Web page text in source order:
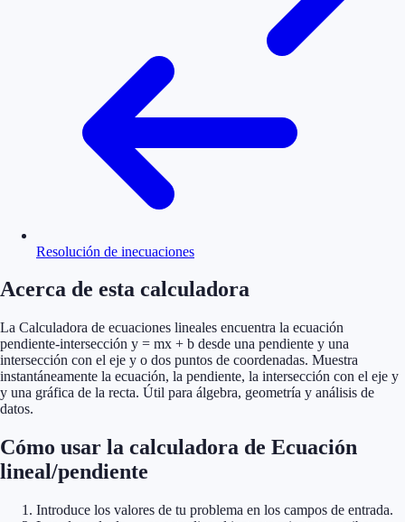
Resolución de inecuaciones
Acerca de esta calculadora
La Calculadora de ecuaciones lineales encuentra la ecuación
pendiente-intersección y = mx + b desde una pendiente y una
intersección con el eje y o dos puntos de coordenadas. Muestra
instantáneamente la ecuación, la pendiente, la intersección con el eje y
y una gráfica de la recta. Útil para álgebra, geometría y análisis de
datos.
Cómo usar la calculadora de Ecuación
lineal/pendiente
Introduce los valores de tu problema en los campos de entrada.